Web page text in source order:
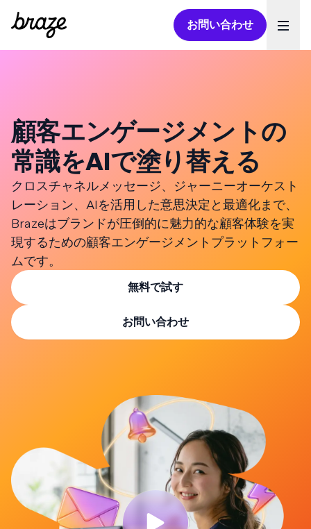
お問い合わせ
顧客エンゲージメントの
常識をAIで塗り替える
クロスチャネルメッセージ、ジャーニーオーケスト
レーション、AIを活用した意思決定と最適化まで、
Brazeはブランドが圧倒的に魅力的な顧客体験を実
現するための顧客エンゲージメントプラットフォー
ムです。
無料で試す
お問い合わせ